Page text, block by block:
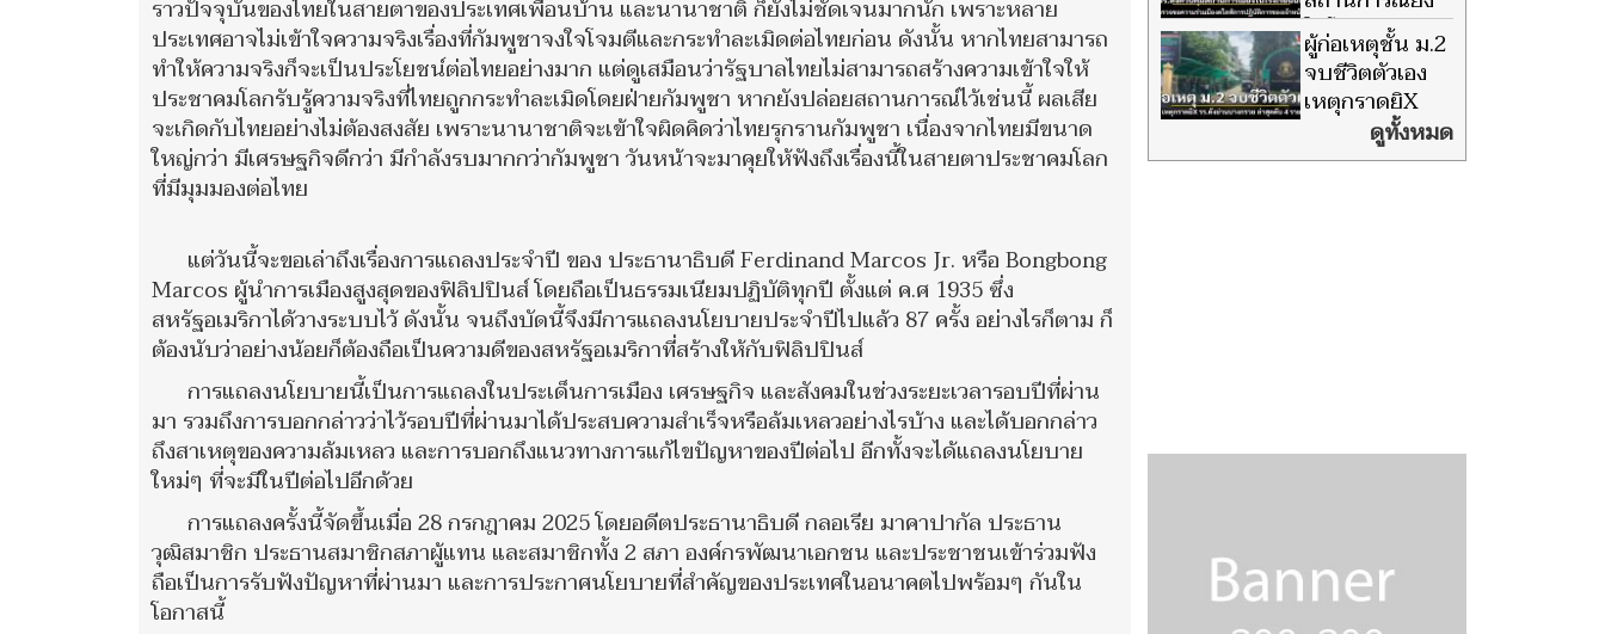
ราวปัจจุบันของไทยในสายตาของประเทศเพื่อนบ้าน และนานาชาติ ก็ยังไม่ชัดเจนมากนัก เพราะหลาย
ประเทศอาจไม่เข้าใจความจริงเรื่องที่กัมพูชาจงใจโจมตีและกระทำละเมิดต่อไทยก่อน ดังนั้น หากไทยสามารถ
ทำให้ความจริงก็จะเป็นประโยชน์ต่อไทยอย่างมาก แต่ดูเสมือนว่ารัฐบาลไทยไม่สามารถสร้างความเข้าใจให้
ประชาคมโลกรับรู้ความจริงที่ไทยถูกกระทำละเมิดโดยฝ่ายกัมพูชา หากยังปล่อยสถานการณ์ไว้เช่นนี้ ผลเสีย
จะเกิดกับไทยอย่างไม่ต้องสงสัย เพราะนานาชาติจะเข้าใจผิดคิดว่าไทยรุกรานกัมพูชา เนื่องจากไทยมีขนาด
ใหญ่กว่า มีเศรษฐกิจดีกว่า มีกำลังรบมากกว่ากัมพูชา วันหน้าจะมาคุยให้ฟังถึงเรื่องนี้ในสายตาประชาคมโลก
ที่มีมุมมองต่อไทย
แต่วันนี้จะขอเล่าถึงเรื่องการแถลงประจำปี ของ ประธานาธิบดี Ferdinand Marcos Jr. หรือ Bongbong
Marcos ผู้นำการเมืองสูงสุดของฟิลิปปินส์ โดยถือเป็นธรรมเนียมปฏิบัติทุกปี ตั้งแต่ ค.ศ 1935 ซึ่ง
สหรัฐอเมริกาได้วางระบบไว้ ดังนั้น จนถึงบัดนี้จึงมีการแถลงนโยบายประจำปีไปแล้ว 87 ครั้ง อย่างไรก็ตาม ก็
ต้องนับว่าอย่างน้อยก็ต้องถือเป็นความดีของสหรัฐอเมริกาที่สร้างให้กับฟิลิปปินส์
การแถลงนโยบายนี้เป็นการแถลงในประเด็นการเมือง เศรษฐกิจ และสังคมในช่วงระยะเวลารอบปีที่ผ่าน
มา รวมถึงการบอกกล่าวว่าไว้รอบปีที่ผ่านมาได้ประสบความสำเร็จหรือล้มเหลวอย่างไรบ้าง และได้บอกกล่าว
ถึงสาเหตุของความล้มเหลว และการบอกถึงแนวทางการแก้ไขปัญหาของปีต่อไป อีกทั้งจะได้แถลงนโยบาย
ใหม่ๆ ที่จะมีในปีต่อไปอีกด้วย
การแถลงครั้งนี้จัดขึ้นเมื่อ 28 กรกฎาคม 2025 โดยอดีตประธานาธิบดี กลอเรีย มาคาปากัล ประธาน
วุฒิสมาชิก ประธานสมาชิกสภาผู้แทน และสมาชิกทั้ง 2 สภา องค์กรพัฒนาเอกชน และประชาชนเข้าร่วมฟัง
ถือเป็นการรับฟังปัญหาที่ผ่านมา และการประกาศนโยบายที่สำคัญของประเทศในอนาคตไปพร้อมๆ กันใน
โอกาสนี้
ในโรงเรียน
นนทบุรี ตำรวจขอความร่วมมือ
งดไลฟ์การปฏิบัติการของเจ้า
หน้าที่
ผู้ก่อเหตุชั้น ม.2
จบชีวิตตัวเอง
เหตุกราดยิX
รร.ดังย่าน
บางกรวย ล่าสุดดับ 4 ราย
ดูทั้งหมด